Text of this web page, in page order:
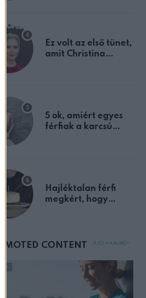
Ez volt az első tünet,
amit Christina
5 ok, amiért egyes
férfiak a karcsú
Hajléktalan férfi
megkért, hogy
mellettem ült az első